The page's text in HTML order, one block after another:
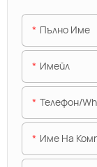
Пълно Име
Имейл
Телефон/
Име На